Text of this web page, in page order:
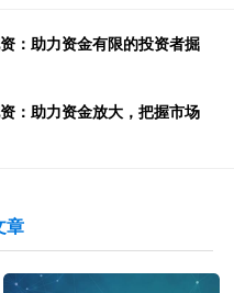
：助力资金有限的投资者掘
：助力资金放大，把握市场
章